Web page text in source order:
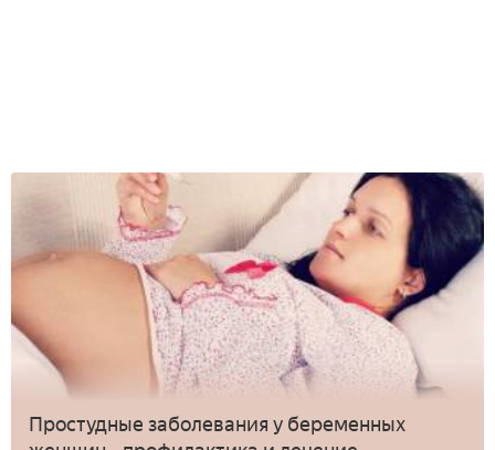
Простудные заболевания у беременных